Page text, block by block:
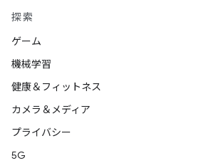
探索
ゲーム
機械学習
健康＆フィットネス
カメラ＆メディア
プライバシー
5G